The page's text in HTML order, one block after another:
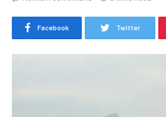
Facebook Twitter